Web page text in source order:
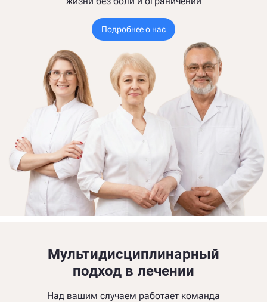
Подробнее о нас
Мультидисциплинарный
подход в лечении
Над вашим случаем работает команда